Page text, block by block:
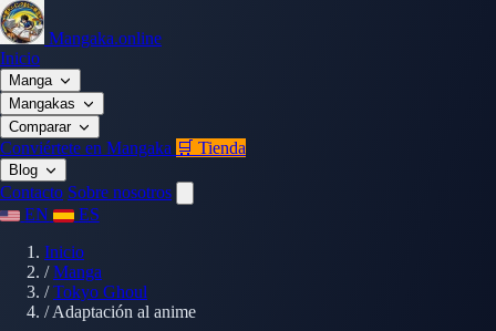
Mangaka.online
Inicio
Manga
Mangakas
Comparar
Conviértete en Mangaka 🛒 Tienda
Blog
Contacto Sobre nosotros
EN
ES
Inicio
/ Manga
/ Tokyo Ghoul
/ Adaptación al anime